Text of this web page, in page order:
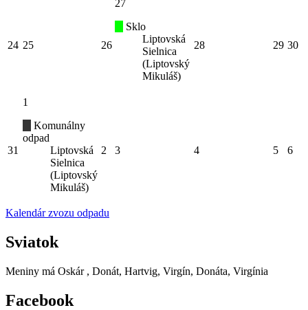
24 25 26
27
Sklo
Liptovská
Sielnica
(Liptovský
Mikuláš)
28 29 30
31
1
Komunálny
odpad
Liptovská
Sielnica
(Liptovský
Mikuláš)
2 3 4 5 6
Kalendár zvozu odpadu
Sviatok
Meniny má Oskár , Donát, Hartvig, Virgín, Donáta, Virgínia
Facebook